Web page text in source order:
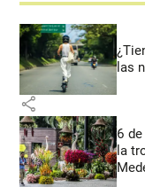
las
share
6
la